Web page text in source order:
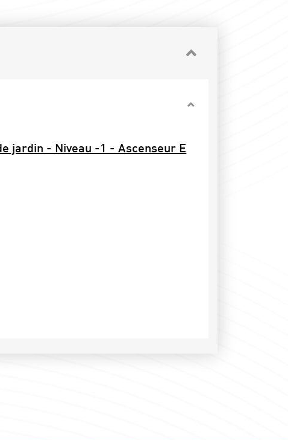
jardin - Niveau -1 - Ascenseur E